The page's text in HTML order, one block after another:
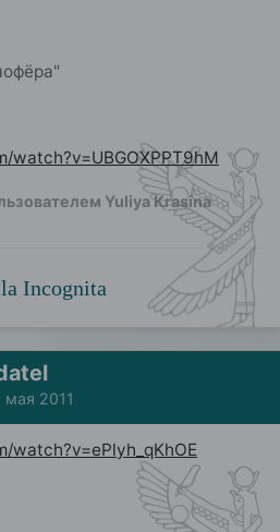
Yuliya Krasina
Incognita
мая 2011